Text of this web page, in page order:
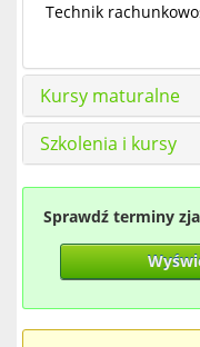
Technik
Kursy maturalne
Szkolenia i kursy
Sprawdź terminy